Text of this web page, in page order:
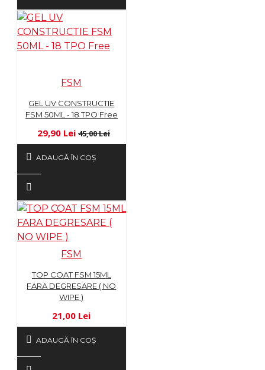
FSM
GEL UV CONSTRUCTIE
FSM 50ML - 18 TPO Free
29,90 Lei 45,00 Lei
ADAUGĂ ÎN COŞ
FSM
TOP COAT FSM 15ML
FARA DEGRESARE ( NO
WIPE )
21,00 Lei
ADAUGĂ ÎN COŞ